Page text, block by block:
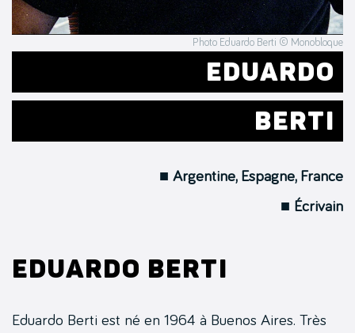
Photo Eduardo Berti © Monobloque
EDUARDO
BERTI
■ Argentine, Espagne, France
■ Écrivain
Eduardo Berti
Eduardo Berti est né en 1964 à Buenos Aires. Très